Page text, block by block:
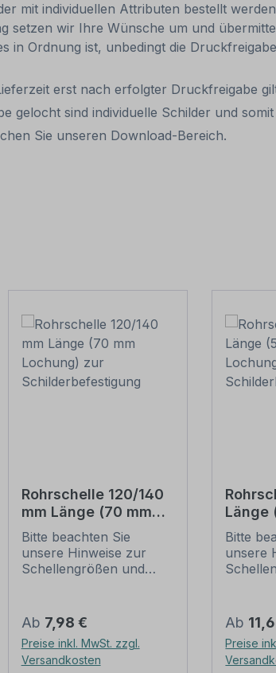
mit individuellen Attributen bestellt
setzen wir Ihre Wünsche um und
in Ordnung ist, unbedingt die
erst nach erfolgter Druckfreigabe
sind individuelle Schilder und
Sie unseren Download-Bereich.
Rohrschelle 120/140
mm Länge (70 mm
Lochung) zur
Schilderbefestigung
Bitte beachten Sie
unsere Hinweise zur
Schellengrößen und
(weiter unten).
Rohrschellen nach der
IVZ-Norm stellen die
Standardbefestigungen
Regulärer Preis:
Ab 7,98 €
Preise inkl. MwSt. zzgl.
Versandkosten
Länge
Bitte
unsere
(weiter
IVZ-
Ab
Preise